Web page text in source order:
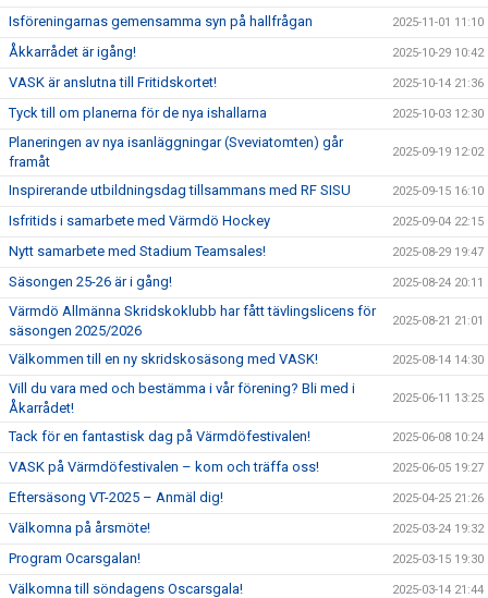
Isföreningarnas gemensamma syn på hallfrågan 2025-11-01 11:10
Åkkarrådet är igång! 2025-10-29 10:42
VASK är anslutna till Fritidskortet! 2025-10-14 21:36
Tyck till om planerna för de nya ishallarna 2025-10-03 12:30
Planeringen av nya isanläggningar (Sveviatomten) går
framåt
2025-09-19 12:02
Inspirerande utbildningsdag tillsammans med RF SISU 2025-09-15 16:10
Isfritids i samarbete med Värmdö Hockey 2025-09-04 22:15
Nytt samarbete med Stadium Teamsales! 2025-08-29 19:47
Säsongen 25-26 är i gång! 2025-08-24 20:11
Värmdö Allmänna Skridskoklubb har fått tävlingslicens för
säsongen 2025/2026
2025-08-21 21:01
Välkommen till en ny skridskosäsong med VASK! 2025-08-14 14:30
Vill du vara med och bestämma i vår förening? Bli med i
Åkarrådet!
2025-06-11 13:25
Tack för en fantastisk dag på Värmdöfestivalen! 2025-06-08 10:24
VASK på Värmdöfestivalen – kom och träffa oss! 2025-06-05 19:27
Eftersäsong VT-2025 – Anmäl dig! 2025-04-25 21:26
Välkomna på årsmöte! 2025-03-24 19:32
Program Ocarsgalan! 2025-03-15 19:30
Välkomna till söndagens Oscarsgala! 2025-03-14 21:44